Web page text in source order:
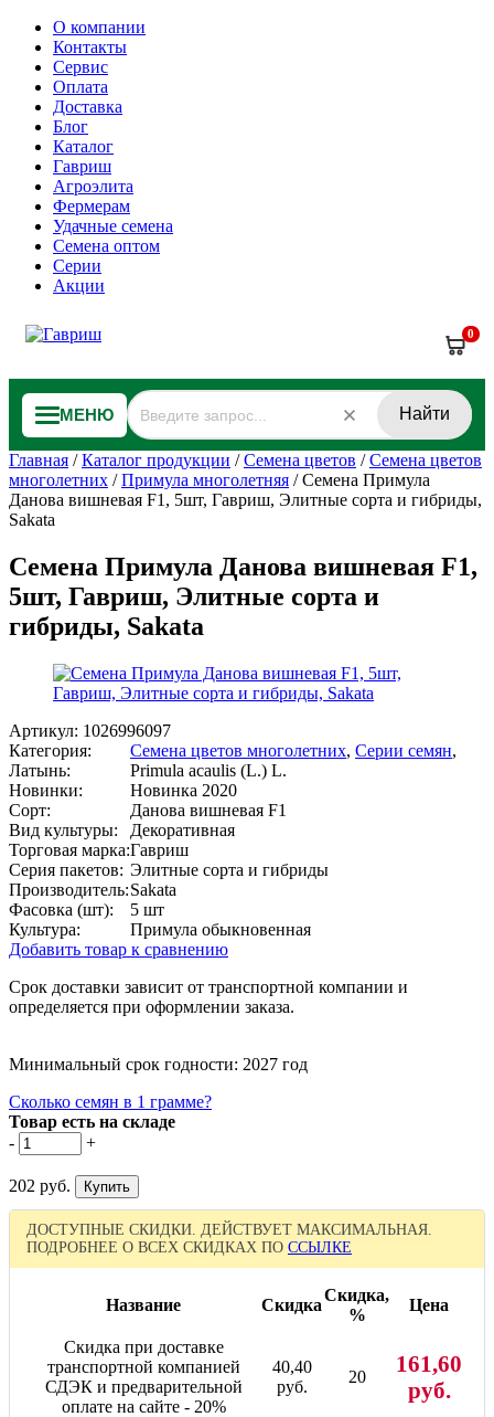
О компании
Контакты
Сервис
Оплата
Доставка
Блог
Каталог
Гавриш
Агроэлита
Фермерам
Удачные семена
Семена оптом
Серии
Акции
0
МЕНЮ Найти
Главная /Каталог продукции /Семена цветов /Семена цветов
многолетних /Примула многолетняя /Семена Примула
Данова вишневая F1, 5шт, Гавриш, Элитные сорта и гибриды,
Sakata
Семена Примула Данова вишневая F1,
5шт, Гавриш, Элитные сорта и
гибриды, Sakata
Артикул: 1026996097
Категория:
Семена цветов многолетних, Серии семян,
Латынь:
Primula acaulis (L.) L.
Новинки:
Новинка 2020
Сорт:
Данова вишневая F1
Вид культуры:
Декоративная
Торговая марка:Гавриш
Серия пакетов: Элитные сорта и гибриды
Производитель:Sakata
Фасовка (шт):
5 шт
Культура:
Примула обыкновенная
Добавить товар к сравнению
Срок доставки зависит от транспортной компании и
определяется при оформлении заказа.
Минимальный срок годности: 2027 год
Сколько семян в 1 грамме?
Товар есть на складе
-
+
202 руб.
ДОСТУПНЫЕ СКИДКИ. ДЕЙСТВУЕТ МАКСИМАЛЬНАЯ.
ПОДРОБНЕЕ О ВСЕХ СКИДКАХ ПО ССЫЛКЕ
Название Скидка
Скидка,
%
Цена
Скидка при доставке
транспортной компанией
СДЭК и предварительной
оплате на сайте - 20%
40,40
руб.
20
161,60
руб.